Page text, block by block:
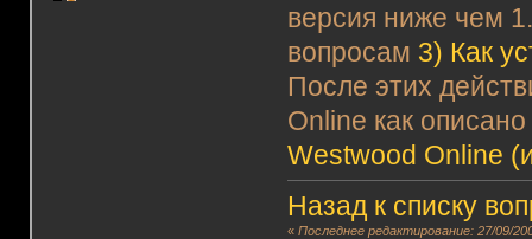
версия ниже чем
вопросам 3) Как
После этих
Online как
Westwood Online
Назад к списку
«Последнее редактирование: 27/09/